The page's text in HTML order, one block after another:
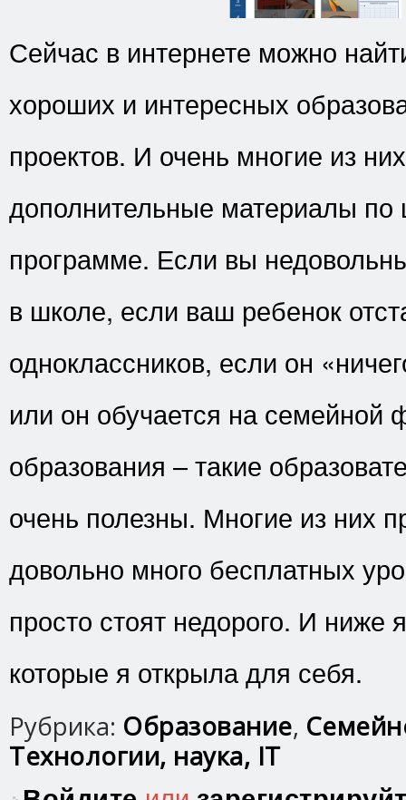
Сейчас в интернете можно
хороших и интересных
проектов. И очень многие из
дополнительные материалы по
программе. Если вы
в школе, если ваш ребенок
одноклассников, если он
или он обучается на семейной
образования – такие
очень полезны. Многие из них
довольно много бесплатных
просто стоят недорого. И ниже
которые я открыла для себя.
Рубрика: Образование,
Технологии, наука, IT